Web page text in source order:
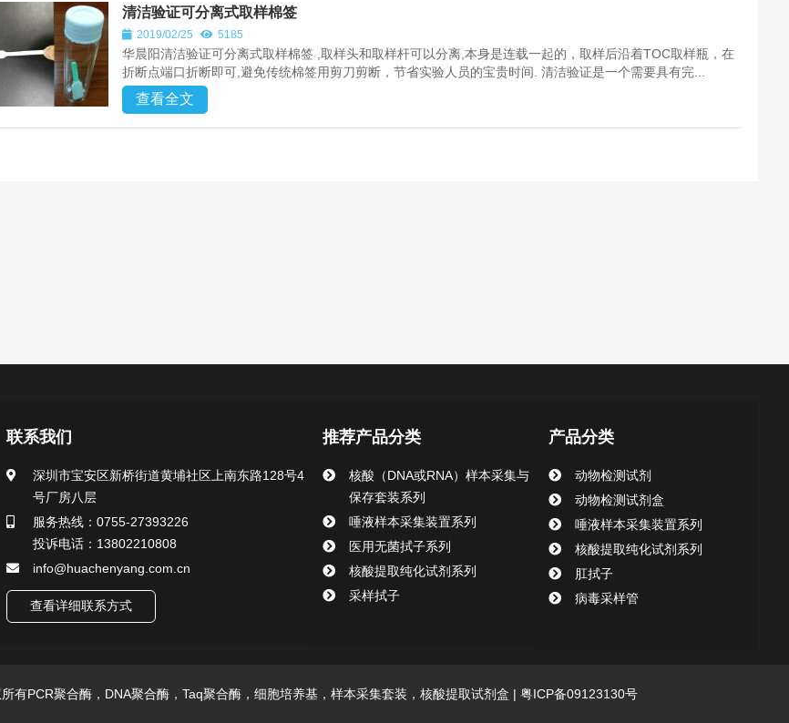
清洁验证可分离式取样棉签
2019/02/25 5185
华晨阳清洁验证可分离式取样棉签 ,取样头和取样杆可以分离,本身是连载一起的，取样后沿着TOC取样瓶，在
折断点端口折断即可,避免传统棉签用剪刀剪断，节省实验人员的宝贵时间. 清洁验证是一个需要具有完...
查看全文
联系我们
深圳市宝安区新桥街道黄埔社区上南东路128号4
号厂房八层
服务热线：0755-27393226
投诉电话：13802210808
info@huachenyang.com.cn
查看详细联系方式
推荐产品分类
核酸（DNA或RNA）样本采集与
保存套装系列
唾液样本采集装置系列
医用无菌拭子系列
核酸提取纯化试剂系列
采样拭子
产品分类
动物检测试剂
动物检测试剂盒
唾液样本采集装置系列
核酸提取纯化试剂系列
肛拭子
病毒采样管
有PCR聚合酶，DNA聚合酶，Taq聚合酶，细胞培养基，样本采集套装，核酸提取试剂盒 | 粤ICP备09123130号